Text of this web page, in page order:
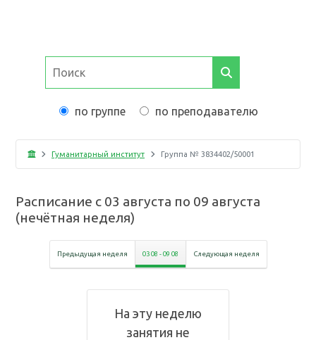
по группе по преподавателю
Гуманитарный институт Группа № 3834402/50001
Расписание с 03 августа по 09 августа
(нечётная неделя)
Предыдущая неделя 03 08 -09 08 Следующая неделя
На эту неделю
занятия не